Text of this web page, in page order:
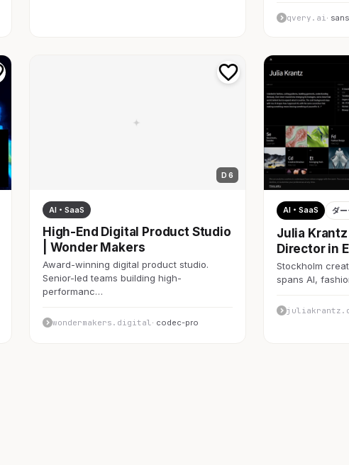
qvery.ai ·
D 6
AI・SaaS
High-End Digital Product Studio
| Wonder Makers
Award-winning digital product studio.
Senior-led teams building high-
performanc…
wondermakers.digital · codec-pro
AI・SaaS ダー
Julia
Director in
Stockholm
spans AI,